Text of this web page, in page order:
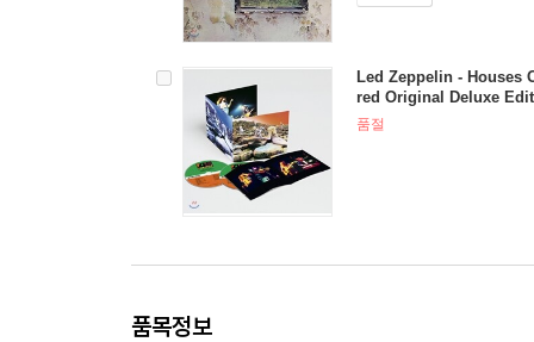
Led Zeppelin - Houses
red Original Deluxe
품절
품목정보